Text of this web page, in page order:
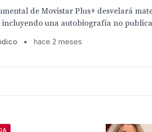
de Movistar Plus+ desvelará
incluyendo una autobiografía no
• hace 2 meses